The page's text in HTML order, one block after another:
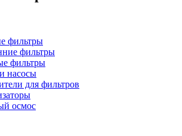
фильтры
фильтры
фильтры
насосы
для фильтров
осмос